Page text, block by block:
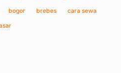
bogor brebes
cara sewa